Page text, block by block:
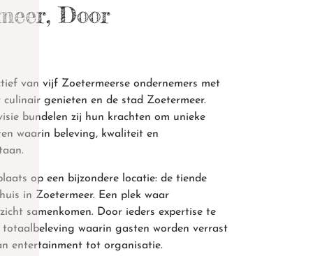
Door
van vijf Zoetermeerse ondernemers met
culinair genieten en de stad Zoetermeer.
bundelen zij hun krachten om unieke
waarin beleving, kwaliteit en
op een bijzondere locatie: de tiende
in Zoetermeer. Een plek waar
samenkomen. Door ieders expertise te
waarin gasten worden verrast
entertainment tot organisatie.